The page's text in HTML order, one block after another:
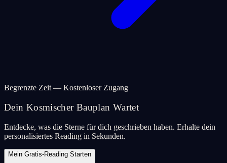
Begrenzte Zeit — Kostenloser Zugang
Dein Kosmischer Bauplan Wartet
Entdecke, was die Sterne für dich geschrieben haben. Erhalte dein
personalisiertes Reading in Sekunden.
Mein Gratis-Reading Starten